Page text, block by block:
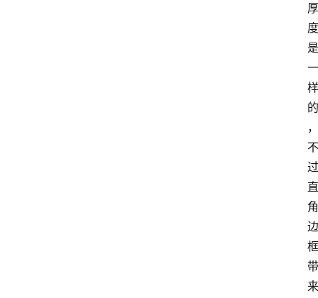
厚
度
是
一
样
的
，
不
过
直
角
边
框
带
来